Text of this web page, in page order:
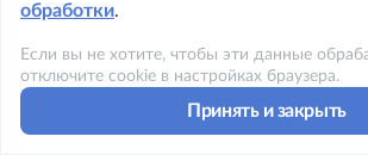
обработки.
Если вы не хотите, чтобы эти данные
отключите cookie в настройках браузера.
Принять и закрыть
Политика
Условия использования